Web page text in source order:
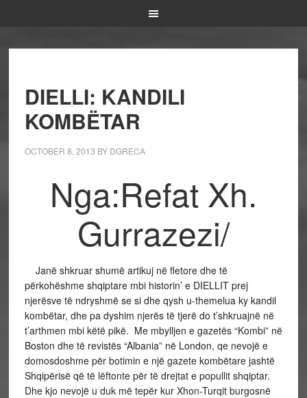
DIELLI: KANDILI
KOMBËTAR
OCTOBER 8, 2013 BY DGRECA
Nga:Refat Xh.
Gurrazezi/
Janë shkruar shumë artikuj në fletore dhe të
përkohëshme shqiptare mbi historin’ e DIELLIT prej
njerësve të ndryshmë se si dhe qysh u-themelua ky kandil
kombëtar, dhe pa dyshim njerës të tjerë do t’shkruajnë në
t’arthmen mbi këtë pikë. Me mbylljen e gazetës “Kombi” në
Boston dhe të revistës “Albania” në London, qe nevojë e
domosdoshme për botimin e një gazete kombëtare jashtë
Shqipërisë që të lëftonte për të drejtat e popullit shqiptar.
Dhe kjo nevojë u duk më tepër kur Xhon-Turqit burgosnë